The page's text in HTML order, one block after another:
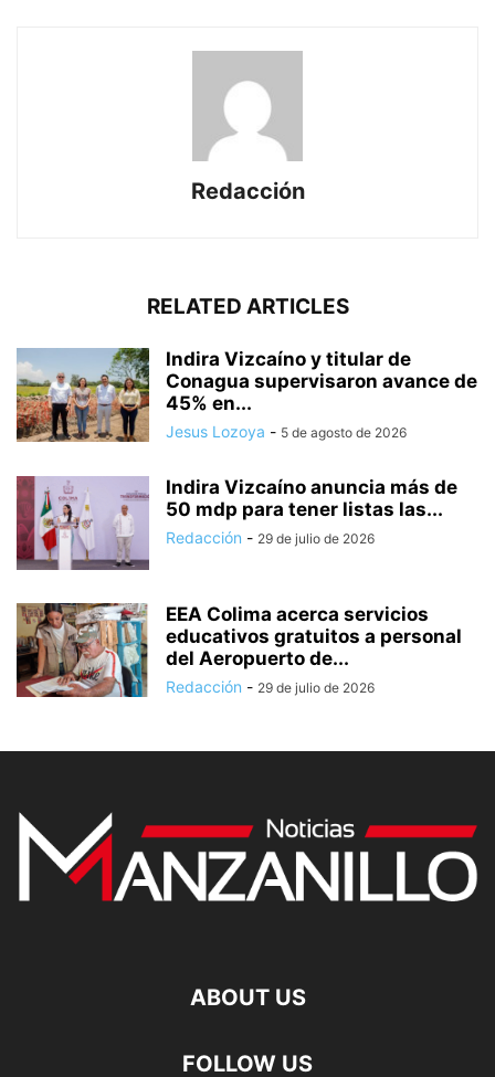
Redacción
RELATED ARTICLES
Indira Vizcaíno y titular de
Conagua supervisaron avance de
45% en...
Jesus Lozoya - 5 de agosto de 2026
Indira Vizcaíno anuncia más de
50 mdp para tener listas las...
Redacción - 29 de julio de 2026
EEA Colima acerca servicios
educativos gratuitos a personal
del Aeropuerto de...
Redacción - 29 de julio de 2026
ABOUT US
FOLLOW US